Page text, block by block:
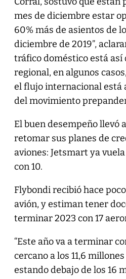
mes de diciembre estar
60% más de asientos de
diciembre de 2019”,
tráfico doméstico está así
regional, en algunos
el flujo internacional está
del movimiento
El buen desempeño llevó
retomar sus planes de
aviones: Jetsmart ya
con 10.
Flybondi recibió hace
avión, y estiman tener
terminar 2023 con 17
“Este año va a terminar
cercano a los 11,6
estando debajo de los 16